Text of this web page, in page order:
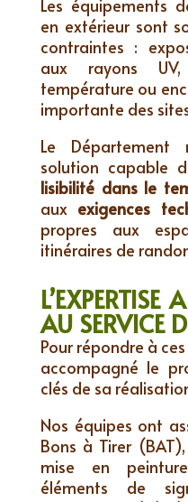
Les équipements
en extérieur sont
contraintes :
aux rayons
température ou
importante des
Le Département
solution capable
lisibilité dans le
aux exigences
propres aux
itinéraires de
AU SERVICE
Pour répondre à
accompagné le
clés de sa
Nos équipes ont
Bons à Tirer
mise en
éléments de